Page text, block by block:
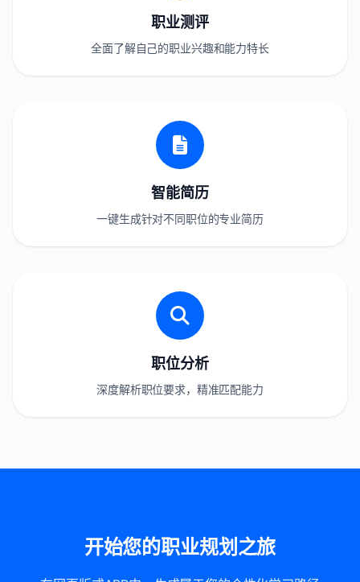
职业测评
全面了解自己的职业兴趣和能力特长
智能简历
一键生成针对不同职位的专业简历
职位分析
深度解析职位要求，精准匹配能力
开始您的职业规划之旅